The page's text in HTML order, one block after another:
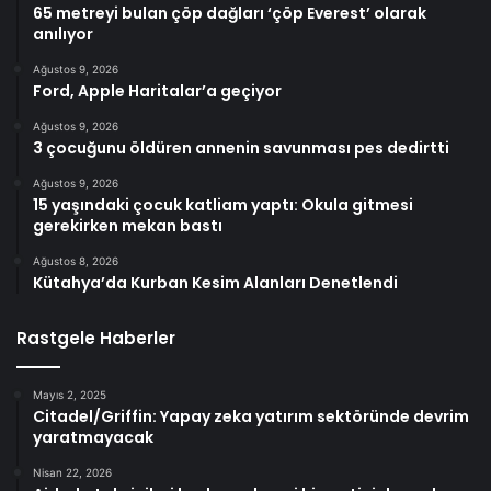
65 metreyi bulan çöp dağları ‘çöp Everest’ olarak
anılıyor
Ağustos 9, 2026
Ford, Apple Haritalar’a geçiyor
Ağustos 9, 2026
3 çocuğunu öldüren annenin savunması pes dedirtti
Ağustos 9, 2026
15 yaşındaki çocuk katliam yaptı: Okula gitmesi
gerekirken mekan bastı
Ağustos 8, 2026
Kütahya’da Kurban Kesim Alanları Denetlendi
Rastgele Haberler
Mayıs 2, 2025
Citadel/Griffin: Yapay zeka yatırım sektöründe devrim
yaratmayacak
Nisan 22, 2026